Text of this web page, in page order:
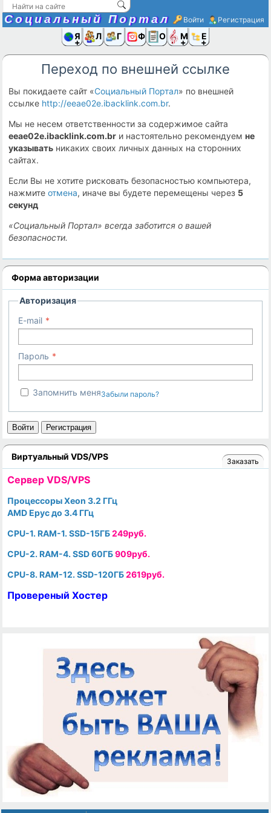
Социальный Портал Войти Регистрация
Я иЛюди
Группы
Фото Ещё
Переход по внешней ссылке
Вы покидаете сайт «Социальный Портал» по внешней
ссылке http://eeae02e.ibacklink.com.br.
Мы не несем ответственности за содержимое сайта
eeae02e.ibacklink.com.br и настоятельно рекомендуемне
указывать никаких своих личных данных на сторонних
сайтах.
Если Вы не хотите рисковать безопасностью компьютера,
нажмитеотмена, иначе вы будете перемещены через 5
секунд
«Социальный Портал» всегда заботится о вашей
безопасности.
Форма авторизации
Авторизация
E-mail
Пароль
Запомнить меняЗабыли пароль?
Войти Регистрация
Виртуальный VDS/VPS Заказать
Cервер VDS/VPS
Процессоры Xeon 3.2 ГГц
AMD Epyc до 3.4 ГГц
CPU-1. RAM-1. SSD-15ГБ249руб.
CPU-2. RAM-4. SSD 60ГБ909руб.
CPU-8. RAM-12. SSD-120ГБ2619руб.
Провереный Хостер